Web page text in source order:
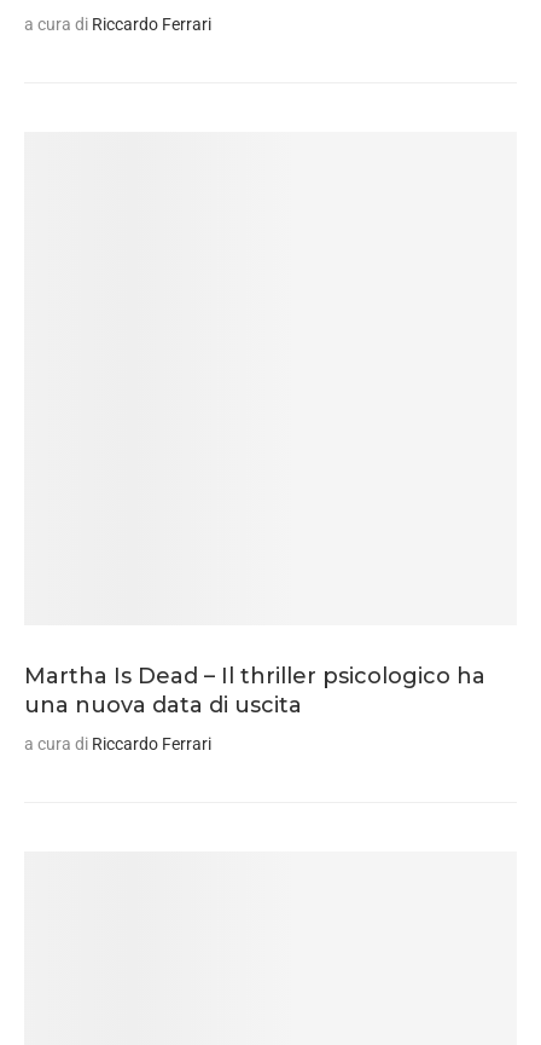
a cura di Riccardo Ferrari
Martha Is Dead – Il thriller psicologico ha
una nuova data di uscita
a cura di Riccardo Ferrari